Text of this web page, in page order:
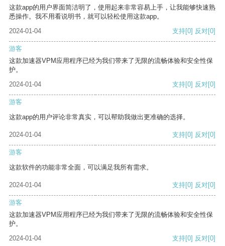
这款app的用户界面简洁明了，使用起来非常容易上手，让我能够快速熟
悉操作。我不用看说明书，就可以轻松使用这款app。
2024-01-04
支持[0] 反对[0]
游客
这款加速器VPM应用程序已经为我们带来了无限的流畅体验和安全性保
护。
2024-01-04
支持[0] 反对[0]
游客
这款app的用户评论非常真实，可以帮助我做出更准确的选择。
2024-01-04 支持[0] 反对[0]
游客
这款软件的功能非常全面，可以满足我所有需求。
2024-01-04 支持[0] 反对[0]
游客
这款加速器VPM应用程序已经为我们带来了无限的流畅体验和安全性保
护。
2024-01-04
支持[0] 反对[0]